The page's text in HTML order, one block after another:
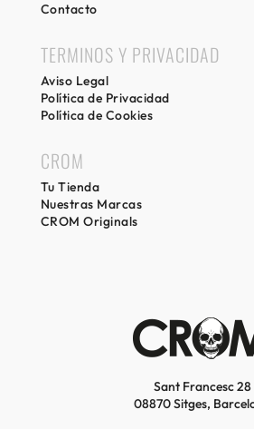
Contacto
TERMINOS Y PRIVACIDAD
Aviso Legal
Política de Privacidad
Política de Cookies
CROM
Tu Tienda
Nuestras Marcas
CROM Originals
Sant Francesc 28
08870 Sitges,